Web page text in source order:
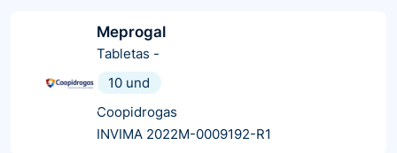
Meprogal
Tabletas -
10 und
Coopidrogas
INVIMA 2022M-0009192-R1